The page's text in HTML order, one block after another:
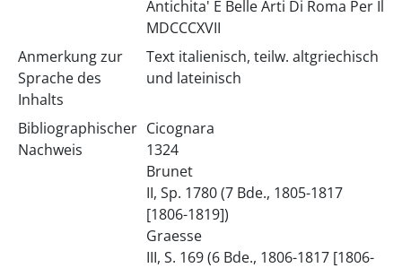
Antichita' E Belle Arti Di Roma Per Il
MDCCCXVII
Anmerkung zur
Sprache des
Inhalts
Text italienisch, teilw. altgriechisch
und lateinisch
Bibliographischer
Nachweis
Cicognara
1324
Brunet
II, Sp. 1780 (7 Bde., 1805-1817
[1806-1819])
Graesse
III, S. 169 (6 Bde., 1806-1817 [1806-